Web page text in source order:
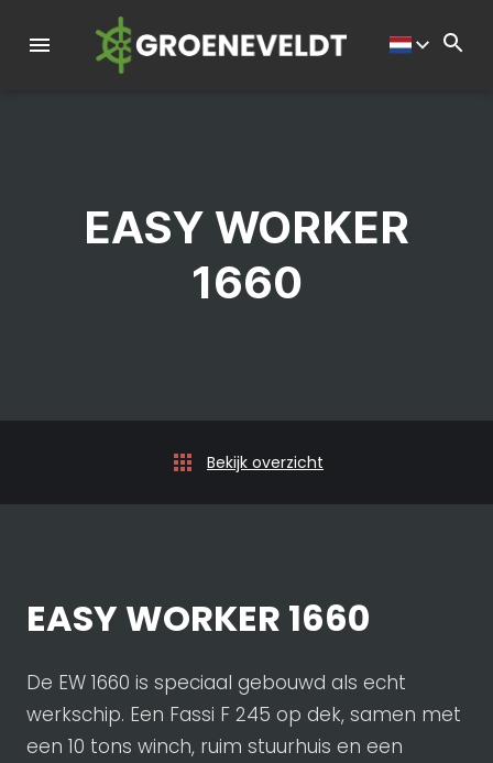
EASY WORKER
1660
Bekijk overzicht
EASY WORKER 1660
De EW 1660 is speciaal gebouwd als echt
werkschip. Een Fassi F 245 op dek, samen met
een 10 tons winch, ruim stuurhuis en een